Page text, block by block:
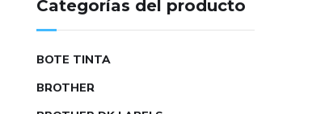
Categorías del producto
BOTE TINTA
BROTHER